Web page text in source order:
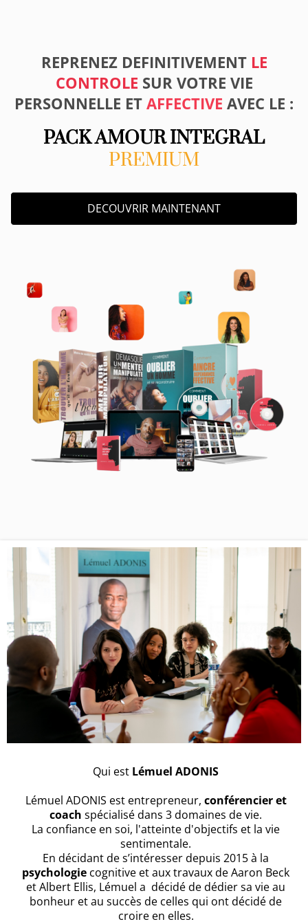
REPRENEZ DEFINITIVEMENT LE
CONTROLE SUR VOTRE VIE
PERSONNELLE ET AFFECTIVE AVEC LE :
PACK AMOUR INTEGRAL
PREMIUM
DECOUVRIR MAINTENANT
Qui est Lémuel ADONIS
Lémuel ADONIS est entrepreneur, conférencier et
coach spécialisé dans 3 domaines de vie.
La confiance en soi, l'atteinte d'objectifs et la vie
sentimentale.
En décidant de s’intéresser depuis 2015 à la
psychologie cognitive et aux travaux de Aaron Beck
et Albert Ellis, Lémuel a décidé de dédier sa vie au
bonheur et au succès de celles qui ont décidé de
croire en elles.